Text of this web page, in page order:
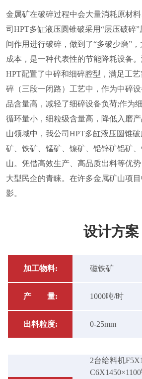
金属矿在破碎过程中会大量消耗原材
司HPT多缸液压圆锥破采用“层压破碎
间作用进行破碎，做到了“多破少磨”
成本，是一种代表性的节能降耗设备
HPT配置了中碎和细碎腔型，满足工
碎（三段一闭路）工艺中，作为中碎
品含量高，减轻了细碎设备负荷;作为
循环量小，细粒级含量高，降低入磨
山领域中，我公司HPT多缸液压圆锥
矿、铁矿、锰矿、镍矿、铅锌矿铝矿
山。凭借高效生产、高品质出料等优势
大型民企的青睐。在许多金属矿山项
影。
设计方案
加工物料: 磁铁矿
产 量: 1000吨/时
出料粒度: 0-25mm
2台给料机